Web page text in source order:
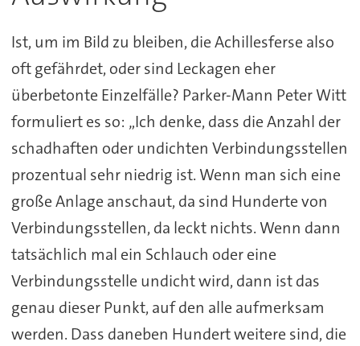
Ist, um im Bild zu bleiben, die Achillesferse also
oft gefährdet, oder sind Leckagen eher
überbetonte Einzelfälle? Parker-Mann Peter Witt
formuliert es so: „Ich denke, dass die Anzahl der
schadhaften oder undichten Verbindungsstellen
prozentual sehr niedrig ist. Wenn man sich eine
große Anlage anschaut, da sind Hunderte von
Verbindungsstellen, da leckt nichts. Wenn dann
tatsächlich mal ein Schlauch oder eine
Verbindungsstelle undicht wird, dann ist das
genau dieser Punkt, auf den alle aufmerksam
werden. Dass daneben Hundert weitere sind, die